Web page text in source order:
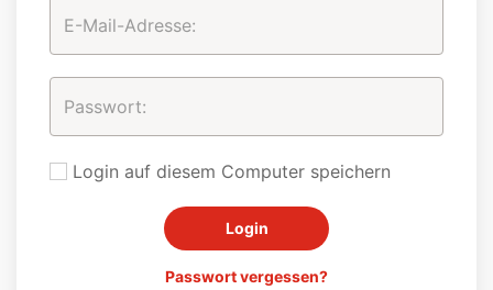
Login auf diesem Computer speichern
Passwort vergessen?